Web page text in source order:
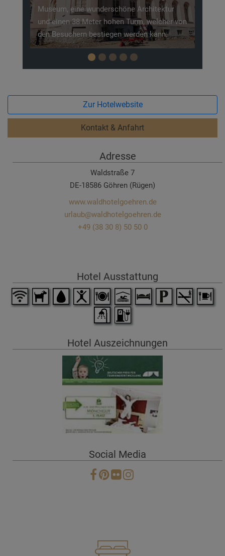
von
wie die Bonbon Manufaktur. Auch so manch
niedliches Tierchen freut sich schon auf
eine ausgiebige Streicheleinheit.
Zur Hotelwebsite
Kontakt & Anfahrt
Adresse
Waldstraße 7
DE-18586 Göhren (Rügen)
www.waldhotelgoehren.de
urlaub@waldhotelgoehren.de
+49 (38 30 8) 50 50 0
Hotel Ausstattung
Hotel Auszeichnungen
Social Media